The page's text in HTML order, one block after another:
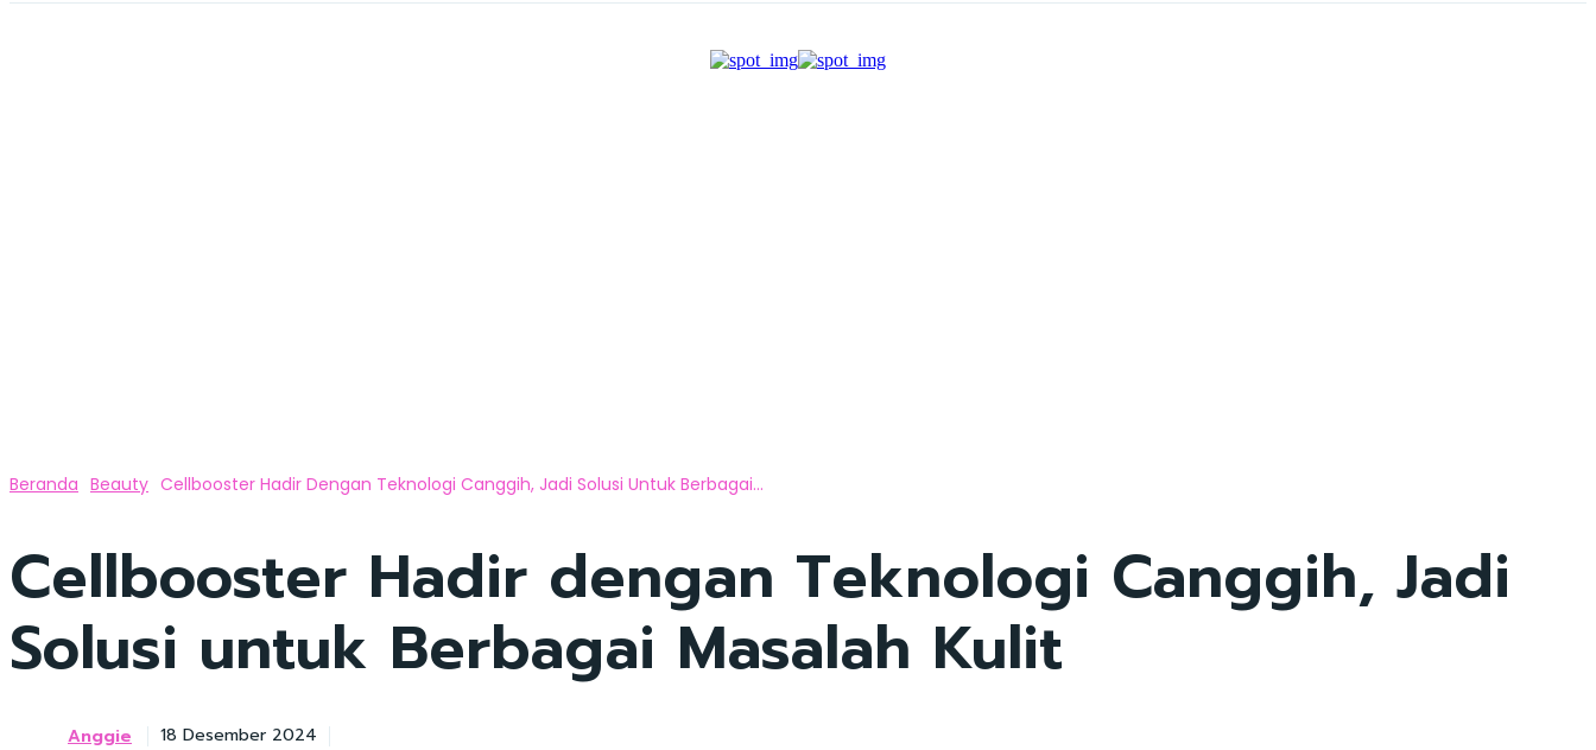
Beranda Beauty Cellbooster Hadir Dengan Teknologi Canggih, Jadi Solusi Untuk Berbagai...
Cellbooster Hadir dengan Teknologi Canggih, Jadi
Solusi untuk Berbagai Masalah Kulit
Anggie 18 Desember 2024